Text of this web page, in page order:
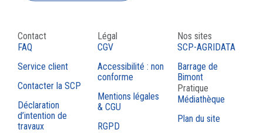
Contact
FAQ
Service client
Contacter la SCP
Déclaration
d’intention de
travaux
Légal
CGV
Accessibilité : non
conforme
Mentions légales
& CGU
RGPD
Nos sites
SCP-AGRIDATA
Barrage de
Bimont
Pratique
Médiathèque
Plan du site